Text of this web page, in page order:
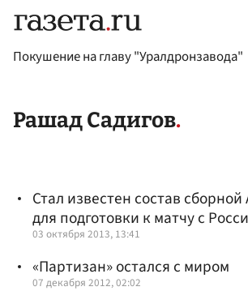
Покушение на главу "Уралдронзавода"
Рашад Садигов
Стал известен состав
для подготовки к матчу с
03 октября 2013, 13:41
«Партизан» остался с миром
07 декабря 2012, 02:02